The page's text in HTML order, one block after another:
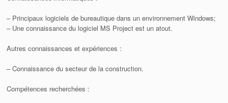
– Principaux logiciels de bureautique dans un environnement Windows;
– Une connaissance du logiciel MS Project est un atout.
Autres connaissances et expériences :
– Connaissance du secteur de la construction.
Compétences recherchées :